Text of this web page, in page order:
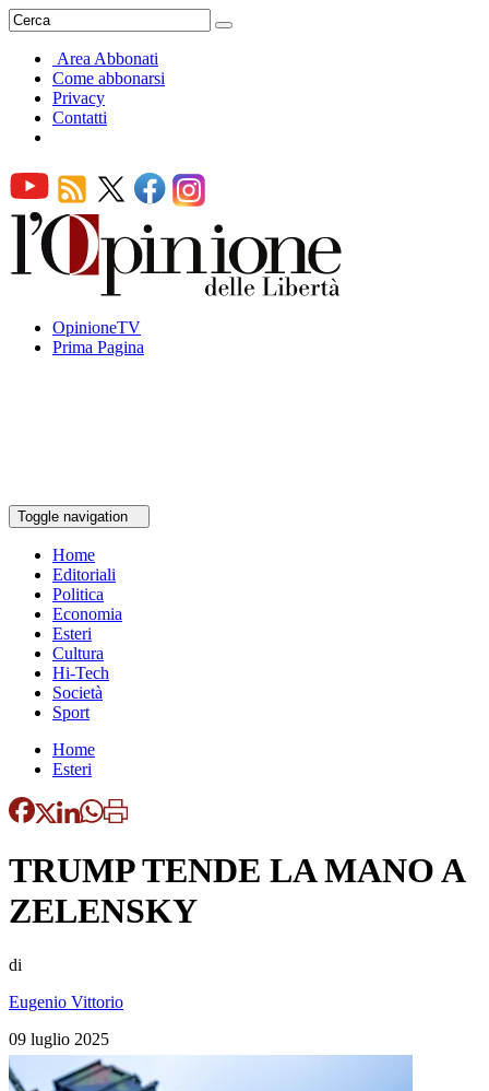
Area Abbonati
Come abbonarsi
Privacy
Contatti
OpinioneTV
Prima Pagina
Toggle navigation
Home
Editoriali
Politica
Economia
Esteri
Cultura
Hi-Tech
Società
Sport
Home
Esteri
TRUMP TENDE LA MANO A
ZELENSKY
di
Eugenio Vittorio
09 luglio 2025